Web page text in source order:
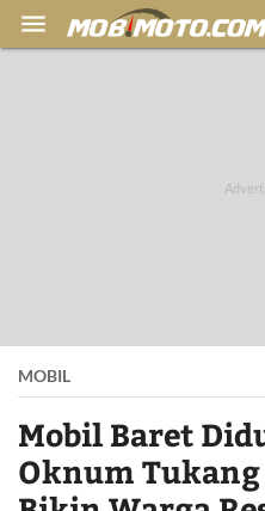

MOBIL
Mobil Baret
Oknum